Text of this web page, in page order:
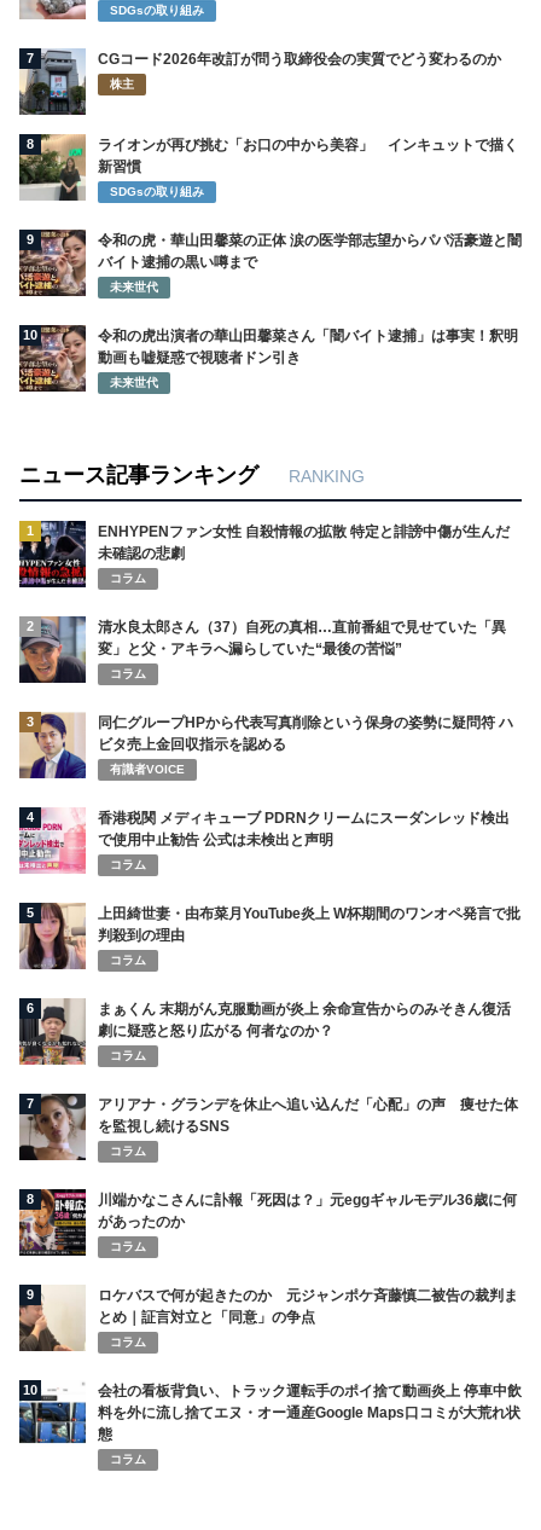
SDGsの取り組み
7 CGコード2026年改訂が問う取締役会の実質でどう変わるのか
株主
8
ライオンが再び挑む「お口の中から美容」 インキュットで描く
新習慣
SDGsの取り組み
9
令和の虎・華山田馨菜の正体 涙の医学部志望からパパ活豪遊と闇
バイト逮捕の黒い噂まで
未来世代
10
令和の虎出演者の華山田馨菜さん「闇バイト逮捕」は事実！釈明
動画も嘘疑惑で視聴者ドン引き
未来世代
ニュース記事ランキング RANKING
1
ENHYPENファン女性 自殺情報の拡散 特定と誹謗中傷が生んだ
未確認の悲劇
コラム
2
清水良太郎さん（37）自死の真相…直前番組で見せていた「異
変」と父・アキラへ漏らしていた“最後の苦悩”
コラム
3
同仁グループHPから代表写真削除という保身の姿勢に疑問符 ハ
ビタ売上金回収指示を認める
有識者VOICE
4
香港税関 メディキューブ PDRNクリームにスーダンレッド検出
で使用中止勧告 公式は未検出と声明
コラム
5
上田綺世妻・由布菜月YouTube炎上 W杯期間のワンオペ発言で批
判殺到の理由
コラム
6
まぁくん 末期がん克服動画が炎上 余命宣告からのみそきん復活
劇に疑惑と怒り広がる 何者なのか？
コラム
7
アリアナ・グランデを休止へ追い込んだ「心配」の声 痩せた体
を監視し続けるSNS
コラム
8
川端かなこさんに訃報「死因は？」元eggギャルモデル36歳に何
があったのか
コラム
9
ロケバスで何が起きたのか 元ジャンポケ斉藤慎二被告の裁判ま
とめ｜証言対立と「同意」の争点
コラム
10
会社の看板背負い、トラック運転手のポイ捨て動画炎上 停車中飲
料を外に流し捨てエヌ・オー通産Google Maps口コミが大荒れ状
態
コラム